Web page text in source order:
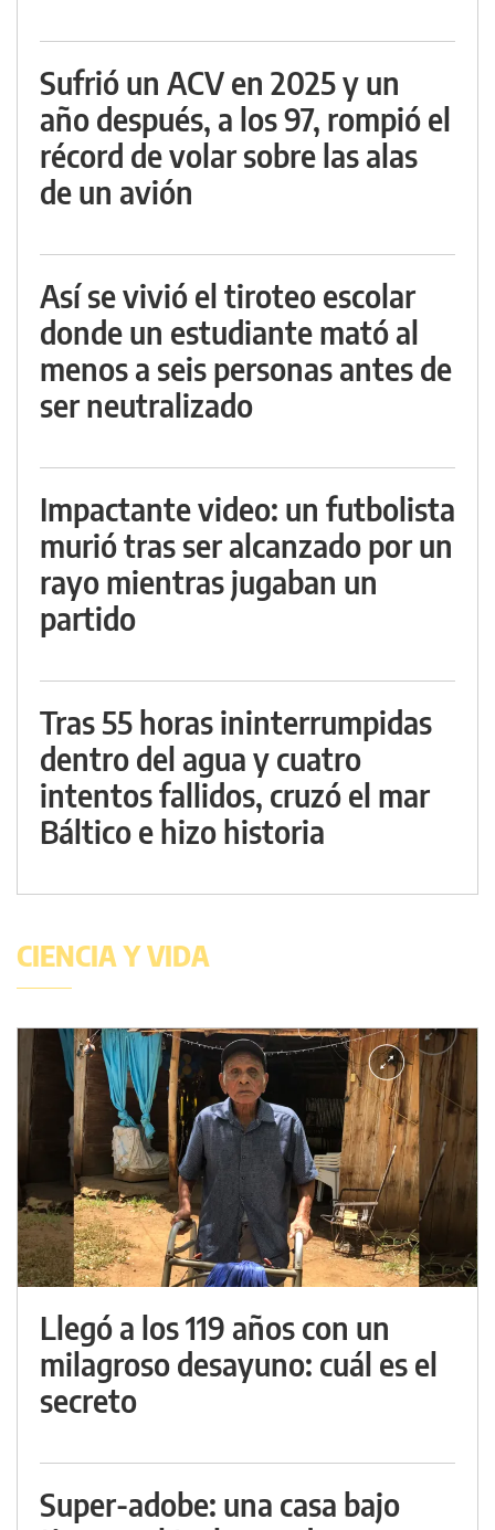
Sufrió un ACV en 2025 y un
año después, a los 97, rompió el
récord de volar sobre las alas
de un avión
Así se vivió el tiroteo escolar
donde un estudiante mató al
menos a seis personas antes de
ser neutralizado
Impactante video: un futbolista
murió tras ser alcanzado por un
rayo mientras jugaban un
partido
Tras 55 horas ininterrumpidas
dentro del agua y cuatro
intentos fallidos, cruzó el mar
Báltico e hizo historia
CIENCIA Y VIDA
Llegó a los 119 años con un
milagroso desayuno: cuál es el
secreto
Super-adobe: una casa bajo